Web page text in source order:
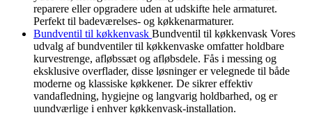
reparere eller opgradere uden at udskifte hele armaturet.
Perfekt til badeværelses- og køkkenarmaturer.
Bundventil til køkkenvask Bundventil til køkkenvask Vores
udvalg af bundventiler til køkkenvaske omfatter holdbare
kurvestrenge, afløbssæt og afløbsdele. Fås i messing og
eksklusive overflader, disse løsninger er velegnede til både
moderne og klassiske køkkener. De sikrer effektiv
vandafledning, hygiejne og langvarig holdbarhed, og er
uundværlige i enhver køkkenvask-installation.